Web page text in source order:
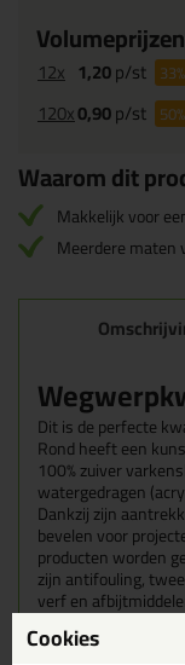
Volumeprijzen
12x 1,20p/st 33%
120x0,90p/st 50%
Waarom dit
Makkelijk voor
Meerdere maten
Dit is de perfecte
Rond heeft een
100% zuiver
watergedragen
Dankzij zijn
bevelen voor
producten worden
zijn antifouling,
verf en
Kenmerken
Cookies